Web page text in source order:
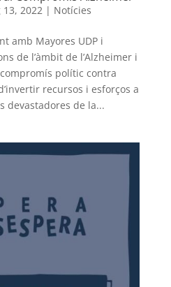
13, 2022| Notícies
amb Mayores UDP i
de l’àmbit de l’Alzheimer i
polític contra
recursos i esforços a
devastadores de la...